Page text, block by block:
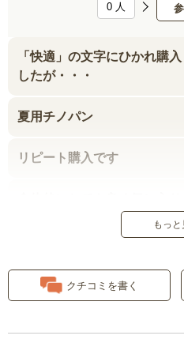
0 人
「快適」の文字にひかれ購入
したが・・・
夏用チノパン
リピート購入です
ぴったりフィットで足長効果
もっと
クチコミを書く